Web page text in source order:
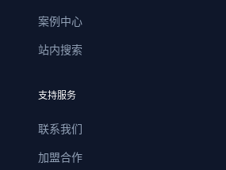
案例中心
站内搜索
支持服务
联系我们
加盟合作